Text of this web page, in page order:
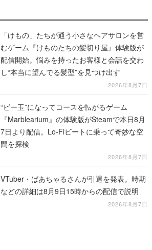
「けもの」たちが通う小さなヘアサロンを営
むゲーム『けものたちの髪切り屋』体験版が
配信開始。悩みを持ったお客様と会話を交わ
し“本当に望んでる髪型”を見つけ出す
2026年8月7日
“ビー玉”になってコースを転がるゲーム
『Marblearium』の体験版がSteamで本日8月
7日より配信。Lo-Fiビートに乗って奇妙な空
間を探検
2026年8月7日
VTuber・ばあちゃるさんが引退を発表。時期
などの詳細は8月9日15時からの配信で説明
2026年8月7日